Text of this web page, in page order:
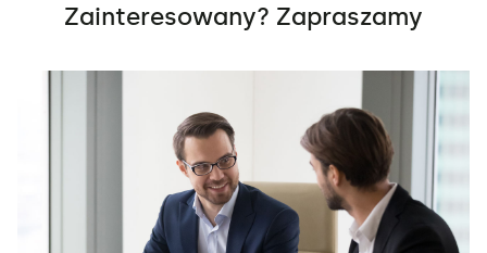
Zainteresowany? Zapraszamy